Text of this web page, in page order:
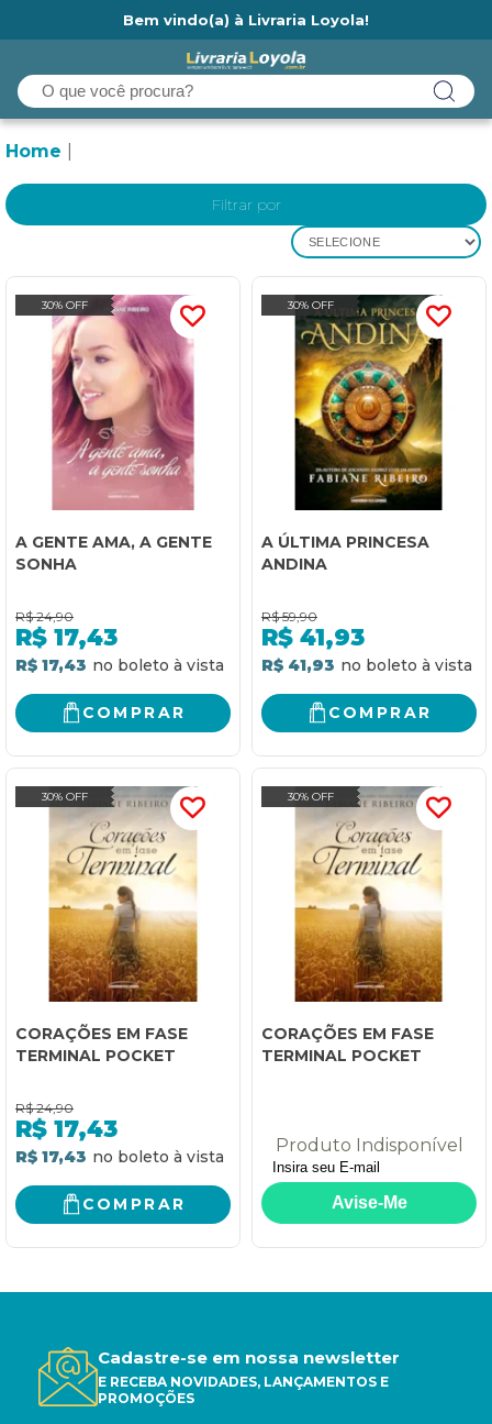
Bem vindo(a) à Livraria Loyola!
Home
Filtrar por
SELECIONE
30% OFF
A GENTE AMA, A GENTE
SONHA
R$ 24,90
R$ 17,43
R$ 17,43
COMPRAR
30% OFF
A ÚLTIMA PRINCESA
ANDINA
R$ 59,90
R$ 41,93
R$ 41,93
COMPRAR
30% OFF
CORAÇÕES EM FASE
TERMINAL POCKET
R$ 24,90
R$ 17,43
R$ 17,43
COMPRAR
30% OFF
CORAÇÕES EM FASE
TERMINAL POCKET
Produto Indisponível
Cadastre-se em nossa newsletter
E RECEBA NOVIDADES, LANÇAMENTOS E
PROMOÇÕES